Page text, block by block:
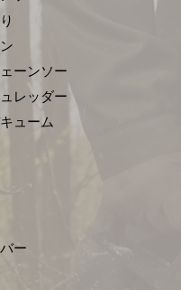
ーンソー
レッダー
ューム
ー